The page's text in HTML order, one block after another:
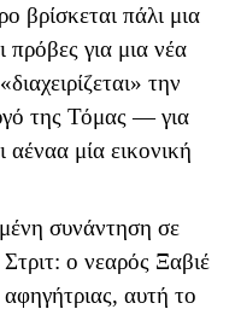
βρίσκεται πάλι μια
για μια νέα
την
της Τόμας — για
μία εικονική
συνάντηση σε
ο νεαρός Ξαβιέ
αφηγήτριας, αυτή το